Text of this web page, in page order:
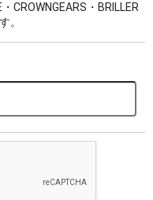
CROWNGEARS・BRILLER
。